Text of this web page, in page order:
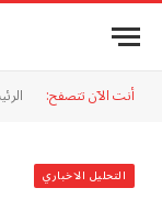
أنت الآن تتصفح:
التحليل الاخباري